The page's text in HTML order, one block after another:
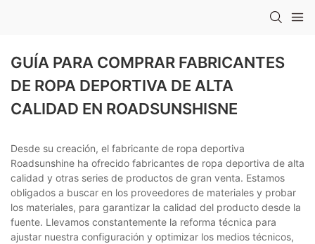
GUÍA PARA COMPRAR FABRICANTES
DE ROPA DEPORTIVA DE ALTA
CALIDAD EN ROADSUNSHISNE
Desde su creación, el fabricante de ropa deportiva
Roadsunshine ha ofrecido fabricantes de ropa deportiva de alta
calidad y otras series de productos de gran venta. Estamos
obligados a buscar en los proveedores de materiales y probar
los materiales, para garantizar la calidad del producto desde la
fuente. Llevamos constantemente la reforma técnica para
ajustar nuestra configuración y optimizar los medios técnicos,